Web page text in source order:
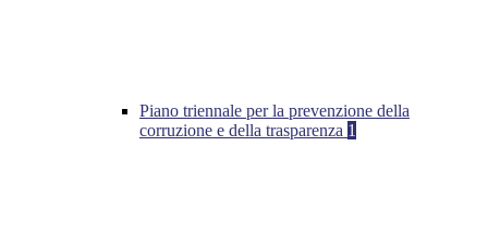
Piano triennale per la prevenzione della
corruzione e della trasparenza 1